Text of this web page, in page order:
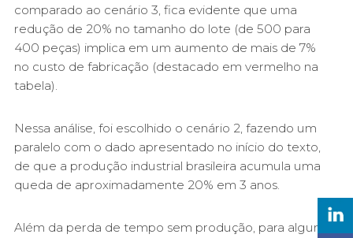
comparado ao cenário 3, fica evidente que uma
redução de 20% no tamanho do lote (de 500 para
400 peças) implica em um aumento de mais de 7%
no custo de fabricação (destacado em vermelho na
tabela).
Nessa análise, foi escolhido o cenário 2, fazendo um
paralelo com o dado apresentado no início do texto,
de que a produção industrial brasileira acumula uma
queda de aproximadamente 20% em 3 anos.
Além da perda de tempo sem produção, para alguns